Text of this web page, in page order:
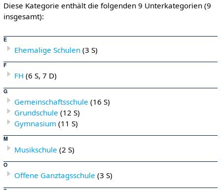
Diese Kategorie enthält die folgenden 9 Unterkategorien (9
insgesamt):
E
Ehemalige Schulen (3 S)
F
FH (6 S, 7 D)
G
Gemeinschaftsschule (16 S)
Grundschule (12 S)
Gymnasium (11 S)
M
Musikschule (2 S)
O
Offene Ganztagsschule (3 S)